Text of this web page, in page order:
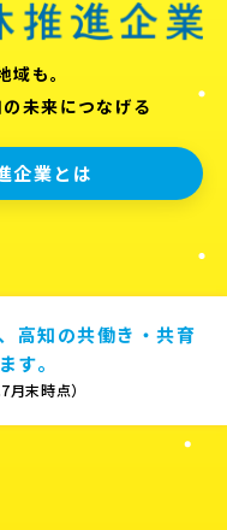
も。
未来につなげる
企業とは
高知の共働き・共育
す。
末時点）